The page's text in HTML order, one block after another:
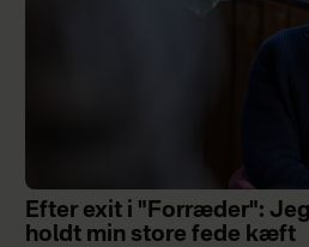
Efter exit i "Forræder":
holdt min store fede kæft